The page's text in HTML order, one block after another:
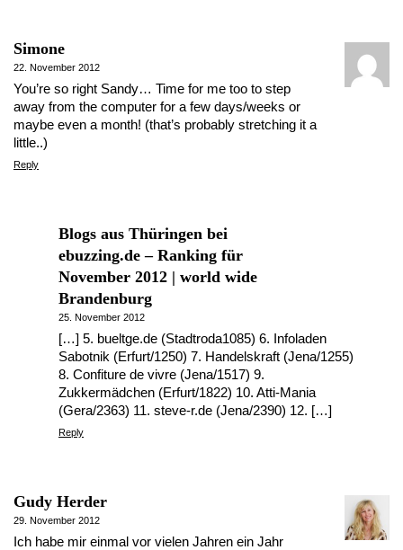
Simone
22. November 2012
You’re so right Sandy… Time for me too to step
away from the computer for a few days/weeks or
maybe even a month! (that’s probably stretching it a
little..)
Reply
Blogs aus Thüringen bei
ebuzzing.de – Ranking für
November 2012 | world wide
Brandenburg
25. November 2012
[…] 5. bueltge.de (Stadtroda1085) 6. Infoladen
Sabotnik (Erfurt/1250) 7. Handelskraft (Jena/1255)
8. Confiture de vivre (Jena/1517) 9.
Zukkermädchen (Erfurt/1822) 10. Atti-Mania
(Gera/2363) 11. steve-r.de (Jena/2390) 12. […]
Reply
Gudy Herder
29. November 2012
Ich habe mir einmal vor vielen Jahren ein Jahr